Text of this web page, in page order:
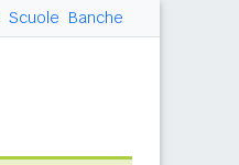
Scuole Banche